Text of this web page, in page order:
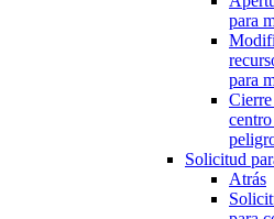
para
para
Solicitud
Atrás